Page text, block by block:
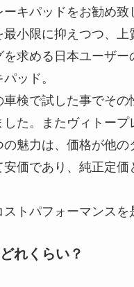
キパッドをお勧め致
最小限に抑えつつ、上
を求める日本ユーザー
ッド。
検で試した事でその
た。またヴィトープ
の魅力は、価格が他の
価であり、純正定価
トパフォーマンスを
れくらい？